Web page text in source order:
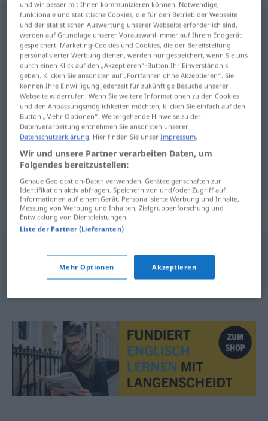
vertebral columns
Übersicht aller Übersetzungen
(Für mehr Details die Übersetzung anklicken/antippen)
Wirbelsäule, Rückgrat
Wirbelsäulef vertebral column
Rückgratn vertebral column
Synonyme für "vertebral column"
spinal column,backbone,rachis,spine
und wir besser mit Ihnen kommunizieren können. Notwendige,
funktionale und statistische Cookies, die für den Betrieb der Webseite
und der statistischen Auswertung unserer Webseite erforderlich sind,
werden auf Grundlage unserer Vorauswahl immer auf Ihrem Endgerät
gespeichert. Marketing-Cookies und Cookies, die der Bereitstellung
personalisierter Werbung dienen, werden nur gespeichert, wenn Sie uns
durch einen Klick auf den „Akzeptieren“-Button Ihr Einverständnis
geben. Klicken Sie ansonsten auf „Fortfahren ohne Akzeptieren“. Sie
können Ihre Einwilligung jederzeit für zukünftige Besuche unserer
Webseite widerrufen. Wenn Sie weitere Informationen zu den Cookies
und den Anpassungsmöglichkeiten möchten, klicken Sie einfach auf den
Button „Mehr Optionen“. Weitergehende Hinweise zu der
Datenverarbeitung entnehmen Sie ansonsten unserer
Datenschutzerklärung . Hier finden Sie unserImpressum
Wir und unsere Partner verarbeiten Daten, um
Folgendes bereitzustellen:
Genaue Geolocation-Daten verwenden. Geräteeigenschaften zur
Identifikation aktiv abfragen. Speichern von und/oder Zugriff auf
Informationen auf einem Gerät. Personalisierte Werbung und Inhalte,
Messung von Werbung und Inhalten, Zielgruppenforschung und
Entwicklung von Dienstleistungen.
Liste der Partner (Lieferanten)
Mehr Optionen Akzeptieren